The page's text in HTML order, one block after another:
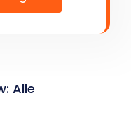
Alle